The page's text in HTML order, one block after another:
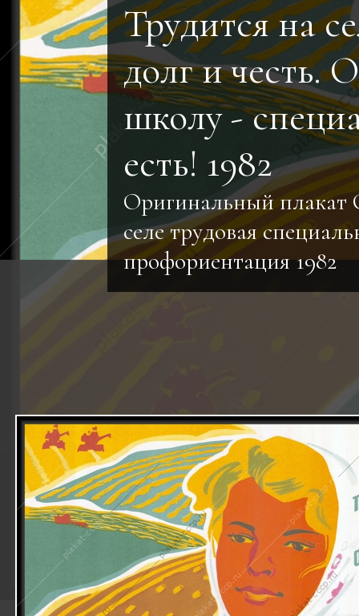
Трудится на
долг и честь.
школу -
есть! 1982
Оригинальный плакат
селе трудовая
профориентация 1982